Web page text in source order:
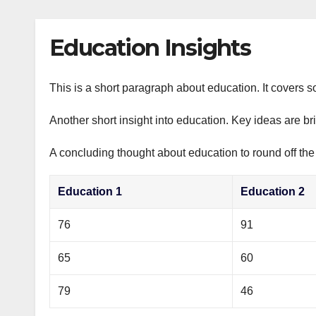
Education Insights
This is a short paragraph about education. It covers
Another short insight into education. Key ideas are
A concluding thought about education to round off
Education 1 Education 2
76 91
65 60
79 46